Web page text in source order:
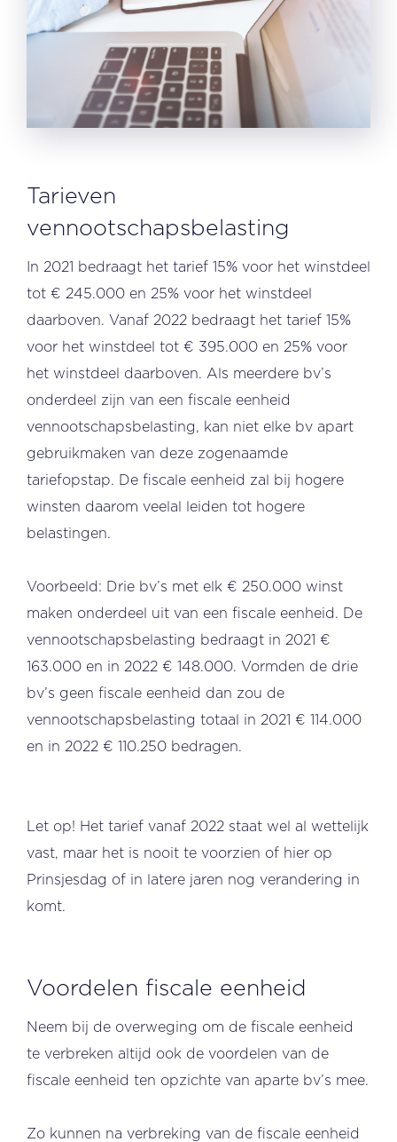
Tarieven
vennootschapsbelasting
In 2021 bedraagt het tarief 15% voor het winstdeel
tot € 245.000 en 25% voor het winstdeel
daarboven. Vanaf 2022 bedraagt het tarief 15%
voor het winstdeel tot € 395.000 en 25% voor
het winstdeel daarboven. Als meerdere bv’s
onderdeel zijn van een fiscale eenheid
vennootschapsbelasting, kan niet elke bv apart
gebruikmaken van deze zogenaamde
tariefopstap. De fiscale eenheid zal bij hogere
winsten daarom veelal leiden tot hogere
belastingen.
Voorbeeld: Drie bv’s met elk € 250.000 winst
maken onderdeel uit van een fiscale eenheid. De
vennootschapsbelasting bedraagt in 2021 €
163.000 en in 2022 € 148.000. Vormden de drie
bv’s geen fiscale eenheid dan zou de
vennootschapsbelasting totaal in 2021 € 114.000
en in 2022 € 110.250 bedragen.
Let op! Het tarief vanaf 2022 staat wel al wettelijk
vast, maar het is nooit te voorzien of hier op
Prinsjesdag of in latere jaren nog verandering in
komt.
Voordelen fiscale eenheid
Neem bij de overweging om de fiscale eenheid
te verbreken altijd ook de voordelen van de
fiscale eenheid ten opzichte van aparte bv’s mee.
Zo kunnen na verbreking van de fiscale eenheid